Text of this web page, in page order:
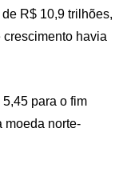
R$ 10,9 trilhões,
crescimento havia
para o fim
moeda norte-